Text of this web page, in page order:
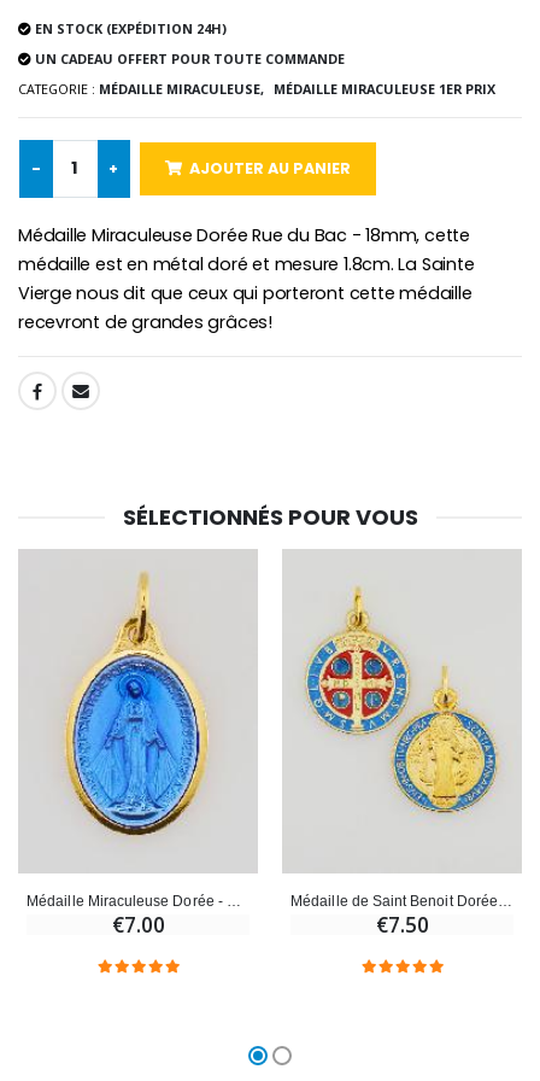
€78.00 €58.50
Huile d'Onction
€9.90
Bougie Neuvaine pour une Guérison - 17.5cm
€4.90
EN STOCK (EXPÉDITION 24H)
UN CADEAU OFFERT POUR TOUTE COMMANDE
CATEGORIE : MÉDAILLE MIRACULEUSE, MÉDAILLE MIRACULEUSE 1ER PRIX
- + AJOUTER AU PANIER
Médaille Miraculeuse Dorée Rue du Bac - 18mm, cette
médaille est en métal doré et mesure 1.8cm. La Sainte
Vierge nous dit que ceux qui porteront cette médaille
recevront de grandes grâces!
SHARE:
SÉLECTIONNÉS POUR VOUS
€7.00 €7.50